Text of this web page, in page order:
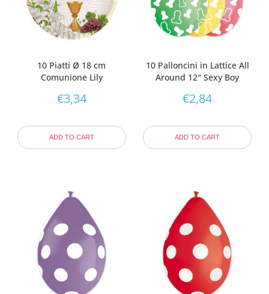
10 Piatti Ø 18 cm
Comunione Lily
€3,34
ADD TO CART
10 Palloncini in Lattice All
Around 12″ Sexy Boy
€2,84
ADD TO CART